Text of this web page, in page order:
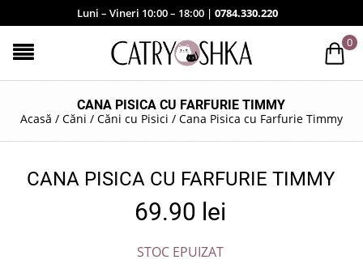
Luni – Vineri 10:00 – 18:00 | 0784.330.220
0
CANA PISICA CU FARFURIE TIMMY
Acasă / Căni / Căni cu Pisici / Cana Pisica cu Farfurie Timmy
CANA PISICA CU FARFURIE TIMMY
69.90 lei
STOC EPUIZAT